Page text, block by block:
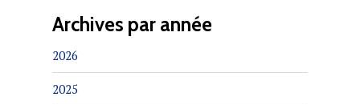
Archives par année
2026
2025